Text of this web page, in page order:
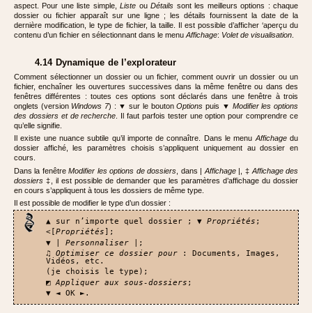
aspect. Pour une liste simple,Liste ouDétails sont les meilleurs options : chaque
dossier ou fichier apparaît sur une ligne ; les détails fournissent la date de la
dernière modification, le type de fichier, la taille. Il est possible d’afficher ‘aperçu du
contenu d’un fichier en sélectionnant dans le menuAffichage: Volet de visualisation.
4.14 Dynamique de l’explorateur
Comment sélectionner un dossier ou un fichier, comment ouvrir un dossier ou un
fichier, enchaîner les ouvertures successives dans la même fenêtre ou dans des
fenêtres différentes : toutes ces options sont déclarés dans une fenêtre à trois
onglets (version Windows 7) : ▼ sur le boutonOptions puis ▼ Modifier les options
des dossiers et de recherche . Il faut parfois tester une option pour comprendre ce
qu’elle signifie.
Il existe une nuance subtile qu’il importe de connaître. Dans le menu Affichagedu
dossier affiché, les paramètres choisis s’appliquent uniquement au dossier en
cours.
Dans la fenêtreModifier les options de dossiers , dans | Affichage |, ‡ Affichage des
dossiers ‡, il est possible de demander que les paramètres d’affichage du dossier
en cours s’appliquent à tous les dossiers de même type.
Il est possible de modifier le type d’un dossier :
▲ sur n’importe quel dossier ; ▼Propriétés ;
<[Propriétés ];
▼ |
Personnaliser
|;
♫Optimiser ce dossier pour : Documents, Images,
Vidéos, etc.
(je choisis le type);
◩Appliquer aux sous-dossiers ;
▼ ◄ OK ►.